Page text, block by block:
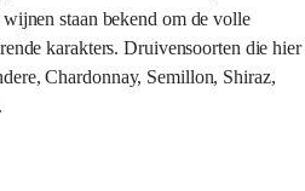
staan bekend om de volle
karakters. Druivensoorten die hier
Chardonnay, Semillon, Shiraz,